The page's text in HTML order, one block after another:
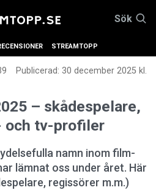
Sök
STREAMTOPP
Publicerad: 30 december 2025 kl.
– skådespelare,
och tv-profiler
namn inom film-
lämnat oss under året. Här
regissörer m.m.)